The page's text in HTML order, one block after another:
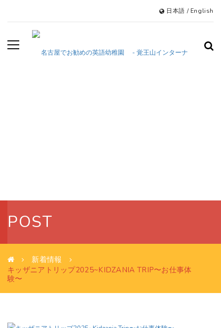
日本語 / English
POST
新着情報
キッザニアトリップ2025~KIDZANIA TRIP〜お仕事体
験〜